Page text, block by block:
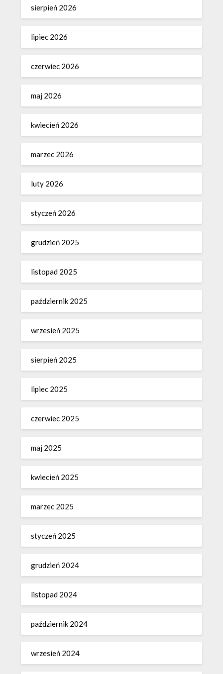
sierpień 2026
lipiec 2026
czerwiec 2026
maj 2026
kwiecień 2026
marzec 2026
luty 2026
styczeń 2026
grudzień 2025
listopad 2025
październik 2025
wrzesień 2025
sierpień 2025
lipiec 2025
czerwiec 2025
maj 2025
kwiecień 2025
marzec 2025
styczeń 2025
grudzień 2024
listopad 2024
październik 2024
wrzesień 2024